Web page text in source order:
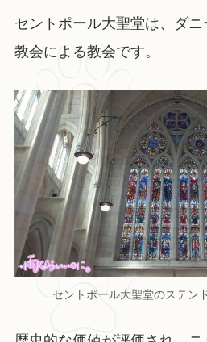
セントポール大聖堂は、ダ
教会による教会です。
セントポール大聖堂のステン